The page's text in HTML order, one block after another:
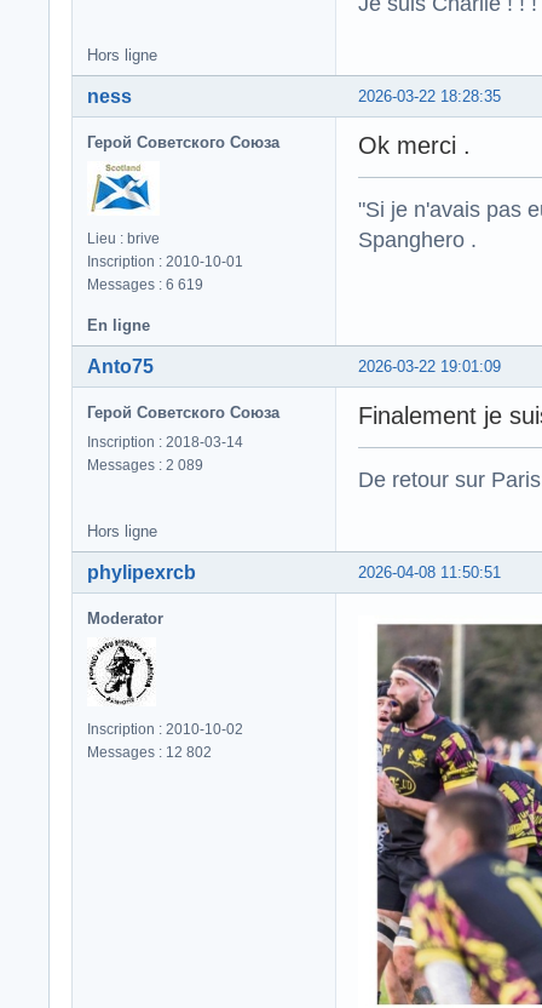
Hors ligne
2026-03-22 18:28:35
ness
Герой Советского Союза
Lieu : brive
Inscription : 2010-10-01
Messages : 6 619
Ok merci .
"Si je n'avais pas
Spanghero .
En ligne
2026-03-22 19:01:09
Anto75
Герой Советского Союза
Inscription : 2018-03-14
Messages : 2 089
Finalement je
De retour sur Paris
Hors ligne
2026-04-08 11:50:51
phylipexrcb
Moderator
Inscription : 2010-10-02
Messages : 12 802